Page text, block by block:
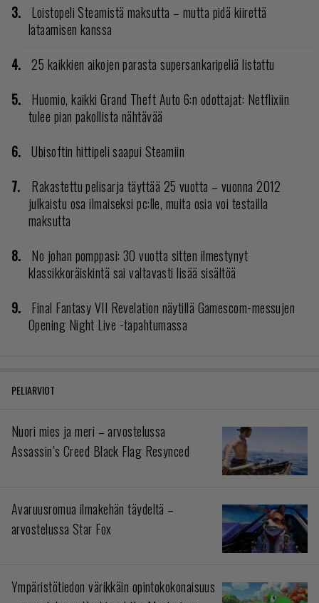
Loistopeli Steamistä maksutta – mutta pidä kiirettä
lataamisen kanssa
25 kaikkien aikojen parasta supersankaripeliä listattu
Huomio, kaikki Grand Theft Auto 6:n odottajat: Netflixiin
tulee pian pakollista nähtävää
Ubisoftin hittipeli saapui Steamiin
Rakastettu pelisarja täyttää 25 vuotta – vuonna 2012
julkaistu osa ilmaiseksi pc:lle, muita osia voi testailla
maksutta
No johan pomppasi: 30 vuotta sitten ilmestynyt
klassikkoräiskintä sai valtavasti lisää sisältöä
Final Fantasy VII Revelation näytillä Gamescom-messujen
Opening Night Live -tapahtumassa
PELIARVIOT
Nuori mies ja meri – arvostelussa
Assassin’s Creed Black Flag Resynced
Avaruusromua ilmakehän täydeltä –
arvostelussa Star Fox
Ympäristötiedon värikkäin opintokokonaisuus